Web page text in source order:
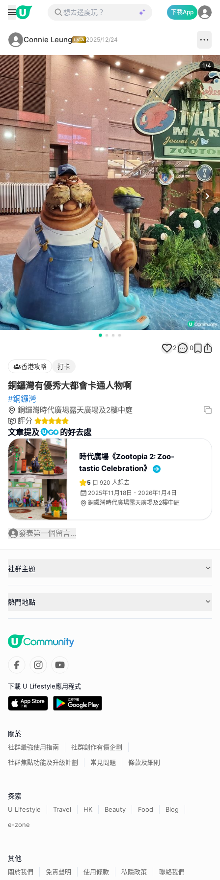
下載App
Connie Leung 2025/12/24
1/4
2 0
香港攻略 打卡
銅鑼灣有優秀大都會卡通人物啊
#銅鑼灣
銅鑼灣時代廣場露天廣場及2樓中庭
評分
文章提及 的好去處
時代廣場《Zootopia 2: Zoo-
tastic Celebration》
5 920 人想去
2025年11月18日 - 2026年1月4日
銅鑼灣時代廣場露天廣場及2樓中庭
發表第一個留言...
社群主題
熱門地點
下載 U Lifestyle應用程式
關於
社群最強使用指南
社群創作有價企劃
社群焦點功能及升級計劃
常見問題 條款及細則
探索
U Lifestyle Travel HK Beauty Food
Blog
e-zone
其他
關於我們 免責聲明 使用條款 私隱政策 聯絡我們